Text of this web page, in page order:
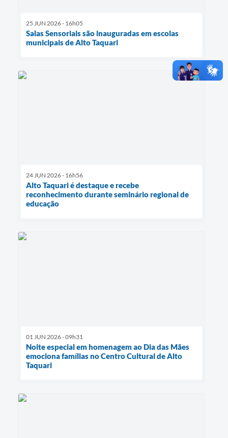
25 JUN 2026 - 16h05
Salas Sensoriais são inauguradas em escolas
municipais de Alto Taquari
24 JUN 2026 - 16h56
Alto Taquari é destaque e recebe
reconhecimento durante seminário regional de
educação
01 JUN 2026 - 09h31
Noite especial em homenagem ao Dia das Mães
emociona famílias no Centro Cultural de Alto
Taquari